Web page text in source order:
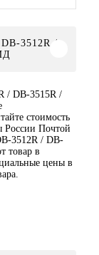
3512R /
/ DB-3515R /
стоимость
России Почтой
3512R / DB-
товар в
цены в